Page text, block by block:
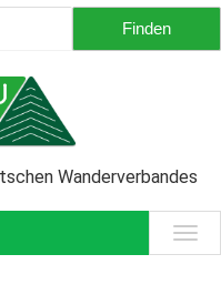
Wanderverbandes